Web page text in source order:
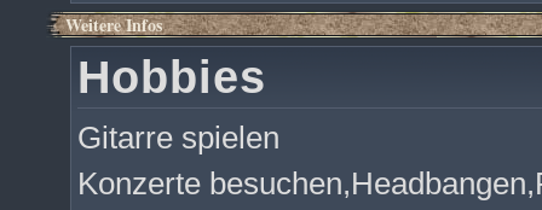
Weitere Infos
Hobbies
Gitarre spielen
Konzerte